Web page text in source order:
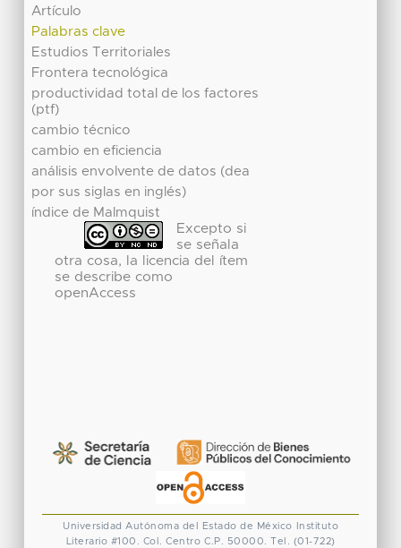
Artículo
Palabras clave
Estudios Territoriales
Frontera tecnológica
productividad total de los factores
(ptf)
cambio técnico
cambio en eficiencia
análisis envolvente de datos (dea
por sus siglas en inglés)
índice de Malmquist
Excepto si
se señala
otra cosa, la licencia del ítem
se describe como
openAccess
Universidad Autónoma del Estado de México
Instituto
Literario #100. Col. Centro C.P. 50000. Tel. (01-722)